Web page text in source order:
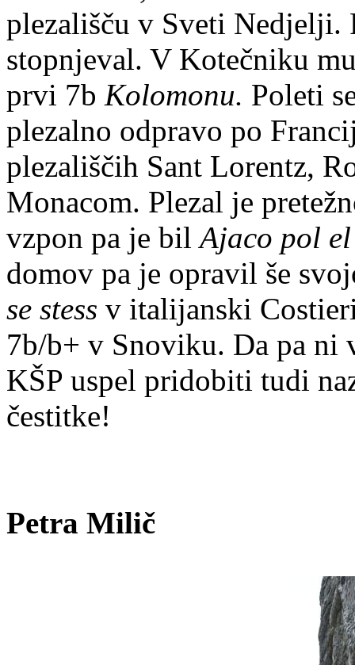
plezališču v Sveti Nedjelji.
stopnjeval. V Kotečniku
prvi 7b Kolomonu. Poleti
plezalno odpravo po
plezališčih Sant Lorentz,
Monacom. Plezal je
vzpon pa je bilAjaco pol
domov pa je opravil še
se stess v italijanski
7b/b+ v Snoviku. Da pa ni
KŠP uspel pridobiti tudi
čestitke!
Petra Milič